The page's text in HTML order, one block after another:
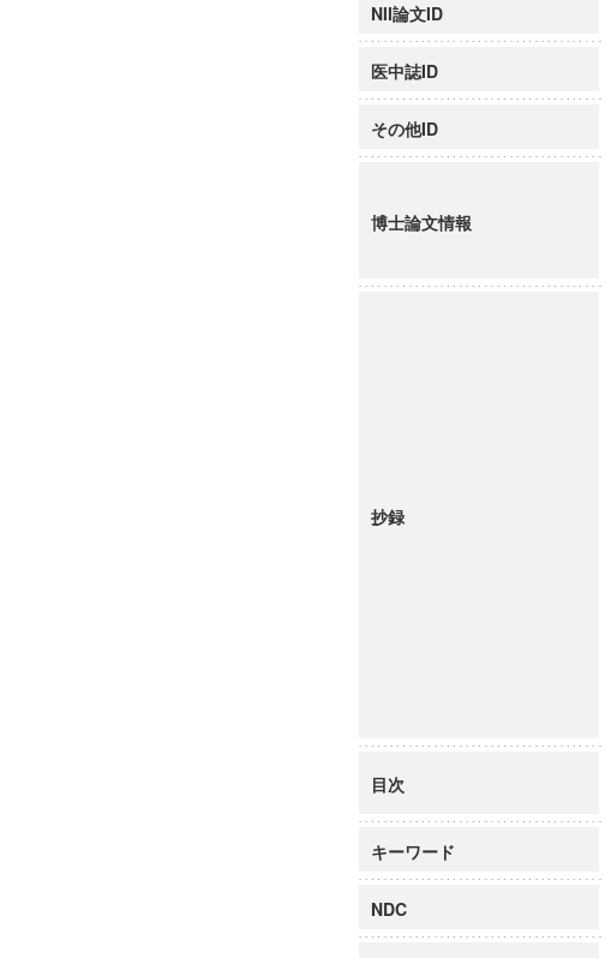
NII論文ID
医中誌ID
その他ID
博士論文情報
抄録
目次
キーワード
NDC